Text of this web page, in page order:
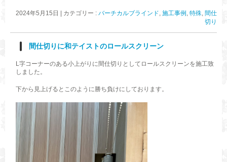
2024年5月15日 | カテゴリー : バーチカルブラインド 施工事例 特殊 間仕
切り
間仕切りに和テイストのロールスクリーン
L字コーナーのある小上がりに間仕切りとしてロールスクリーンを施工致
しました。
下から見上げるとこのように勝ち負けにしております。